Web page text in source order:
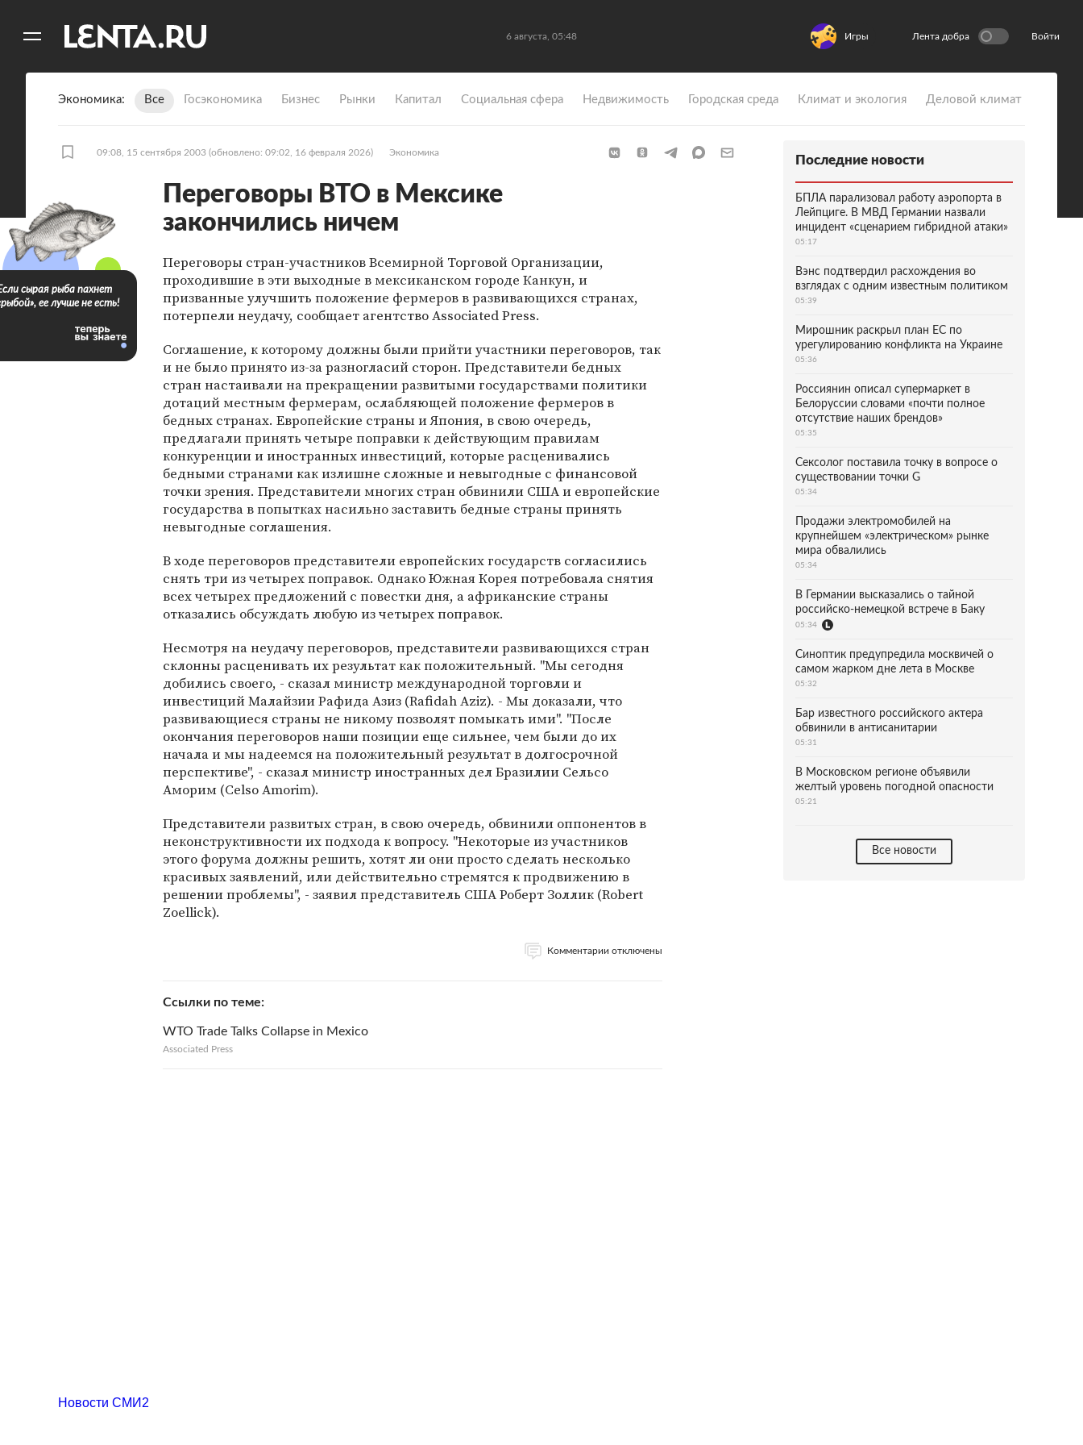
6 августа, 05:48 Игры Лента добра Войти
Экономика Все Госэкономика Бизнес Рынки Капитал Социальная сфера Недвижимость Городская среда Климат и экология Деловой климат
09:08, 15 сентября 2003 (обновлено: 09:02, 16 февраля 2026) Экономика
Переговоры ВТО в Мексике
закончились ничем
Переговоры стран-участников Всемирной Торговой Организации,
проходившие в эти выходные в мексиканском городе Канкун, и
призванные улучшить положение фермеров в развивающихся странах,
потерпели неудачу, сообщает агентство Associated Press.
Соглашение, к которому должны были прийти участники переговоров, так
и не было принято из-за разногласий сторон. Представители бедных
стран настаивали на прекращении развитыми государствами политики
дотаций местным фермерам, ослабляющей положение фермеров в
бедных странах. Европейские страны и Япония, в свою очередь,
предлагали принять четыре поправки к действующим правилам
конкуренции и иностранных инвестиций, которые расценивались
бедными странами как излишне сложные и невыгодные с финансовой
точки зрения. Представители многих стран обвинили США и европейские
государства в попытках насильно заставить бедные страны принять
невыгодные соглашения.
В ходе переговоров представители европейских государств согласились
снять три из четырех поправок. Однако Южная Корея потребовала снятия
всех четырех предложений с повестки дня, а африканские страны
отказались обсуждать любую из четырех поправок.
Несмотря на неудачу переговоров, представители развивающихся стран
склонны расценивать их результат как положительный. "Мы сегодня
добились своего, - сказал министр международной торговли и
инвестиций Малайзии Рафида Азиз (Rafidah Aziz). - Мы доказали, что
развивающиеся страны не никому позволят помыкать ими". "После
окончания переговоров наши позиции еще сильнее, чем были до их
начала и мы надеемся на положительный результат в долгосрочной
перспективе", - сказал министр иностранных дел Бразилии Сельсо
Аморим (Celso Amorim).
Представители развитых стран, в свою очередь, обвинили оппонентов в
неконструктивности их подхода к вопросу. "Некоторые из участников
этого форума должны решить, хотят ли они просто сделать несколько
красивых заявлений, или действительно стремятся к продвижению в
решении проблемы", - заявил представитель США Роберт Золлик (Robert
Zoellick).
Комментарии отключены
Ссылки по теме
WTO Trade Talks Collapse in Mexico
Associated Press
сырая рыба пахнет
ее лучше не есть!
Последние новости
БПЛА парализовал работу аэропорта в
Лейпциге. В МВД Германии назвали
инцидент «сценарием гибридной атаки»
05:17
Вэнс подтвердил расхождения во
взглядах с одним известным политиком
05:39
Мирошник раскрыл план ЕС по
урегулированию конфликта на Украине
05:36
Россиянин описал супермаркет в
Белоруссии словами «почти полное
отсутствие наших брендов»
05:35
Сексолог поставила точку в вопросе о
существовании точки G
05:34
Продажи электромобилей на
крупнейшем «электрическом» рынке
мира обвалились
05:34
В Германии высказались о тайной
российско-немецкой встрече в Баку
05:34
Синоптик предупредила москвичей о
самом жарком дне лета в Москве
05:32
Бар известного российского актера
обвинили в антисанитарии
05:31
В Московском регионе объявили
желтый уровень погодной опасности
05:21
Все новости
Новости СМИ2